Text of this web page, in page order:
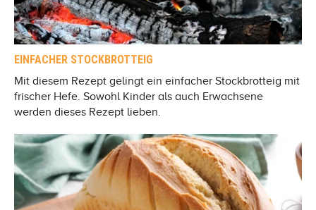
EINFACHER STOCKBROTTEIG
Mit diesem Rezept gelingt ein einfacher Stockbrotteig mit
frischer Hefe. Sowohl Kinder als auch Erwachsene
werden dieses Rezept lieben.